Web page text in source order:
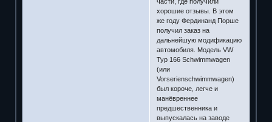
хорошие отзывы. В этом
же году Фердинанд Порше
получил заказ на
дальнейшую модификацию
автомобиля. Модель VW
Typ 166 Schwimmwagen
(или
Vorserienschwimmwagen)
был короче, легче и
манёвреннее
предшественника и
выпускалась на заводе